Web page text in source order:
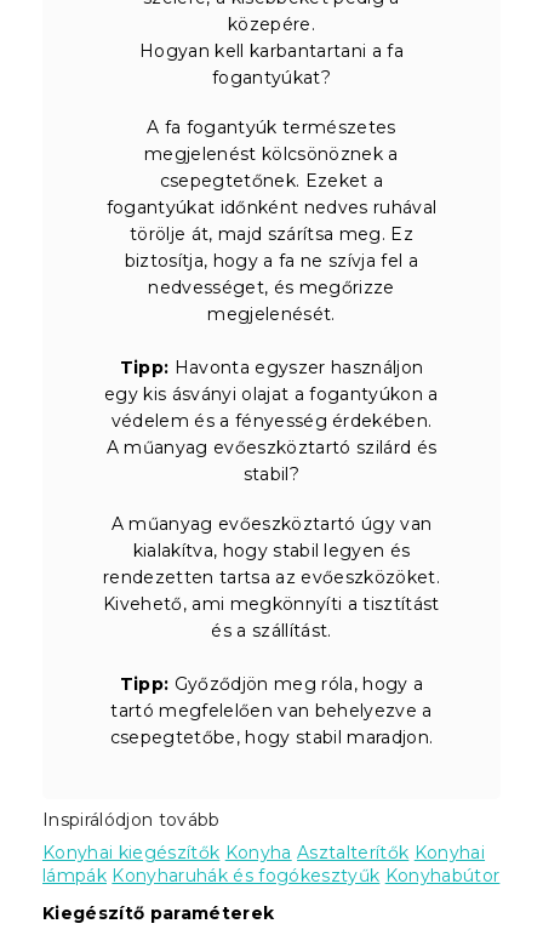
közepére.
Hogyan kell karbantartani a fa
fogantyúkat?
A fa fogantyúk természetes
megjelenést kölcsönöznek a
csepegtetőnek. Ezeket a
fogantyúkat időnként nedves ruhával
törölje át, majd szárítsa meg. Ez
biztosítja, hogy a fa ne szívja fel a
nedvességet, és megőrizze
megjelenését.
Tipp: Havonta egyszer használjon
egy kis ásványi olajat a fogantyúkon a
védelem és a fényesség érdekében.
A műanyag evőeszköztartó szilárd és
stabil?
A műanyag evőeszköztartó úgy van
kialakítva, hogy stabil legyen és
rendezetten tartsa az evőeszközöket.
Kivehető, ami megkönnyíti a tisztítást
és a szállítást.
Tipp: Győződjön meg róla, hogy a
tartó megfelelően van behelyezve a
csepegtetőbe, hogy stabil maradjon.
Inspirálódjon tovább
Konyhai kiegészítők Konyha Asztalterítők Konyhai
lámpák Konyharuhák és fogókesztyűk Konyhabútor
Kiegészítő paraméterek